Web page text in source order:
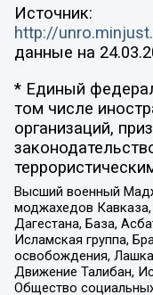
Источник:
http://
данные на
* Единый
том числе
организаций,
Высший военный
моджахедов
Дагестана, База,
Исламская группа,
освобождения,
Движение Талибан,
Общество